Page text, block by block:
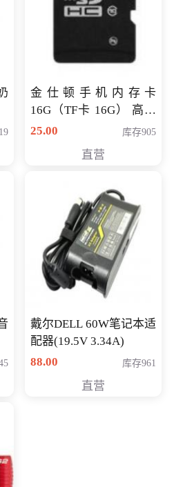
金仕顿手机内存卡
16G（TF卡 16G） 高速
卡 CLASS 10
25.00 库存905
直营
戴尔DELL 60W笔记本适
配器(19.5V 3.34A)
88.00
库存961
直营